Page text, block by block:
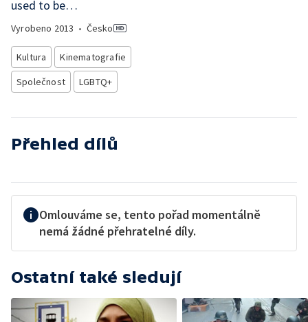
used to be…
Vyrobeno 2013 • Česko
Kultura
Kinematografie
Společnost
LGBTQ+
Přehled dílů
Omlouváme se, tento pořad momentálně
nemá žádné přehratelné díly.
Ostatní také sledují